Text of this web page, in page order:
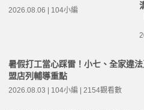
2026.08.06 | 104小編
暑假打工當心踩雷！小七、全家違
盟店列輔導重點
2026.08.03 | 104小編 | 2154觀看數